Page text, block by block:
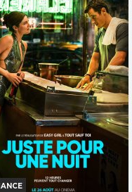
Horaires et Infos
Bande-annonce
Réservation
TOUT PUBLIC